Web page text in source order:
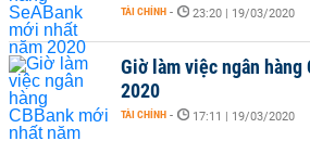
TÀI CHÍNH - 23:20 | 19/03/2020
Giờ làm việc ngân hàng
2020
TÀI CHÍNH - 17:11 | 19/03/2020